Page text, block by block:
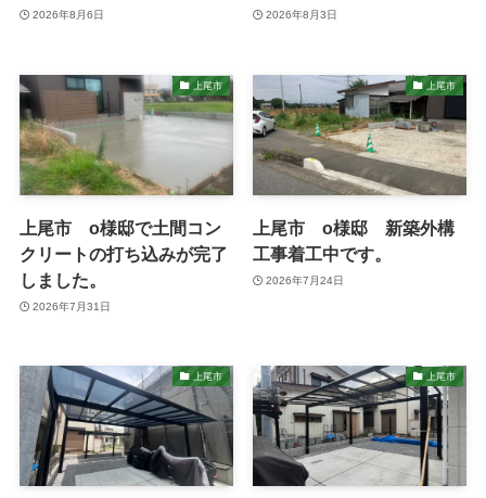
2026年8月6日 2026年8月3日
上尾市
上尾市 o様邸で土間コン
クリートの打ち込みが完了
しました。
2026年7月31日
上尾市
上尾市 o様邸 新築外構
工事着工中です。
2026年7月24日
上尾市 上尾市